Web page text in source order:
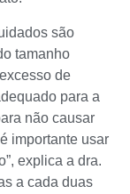
são
tamanho
de
para a
não causar
importante usar
explica a dra.
a cada duas